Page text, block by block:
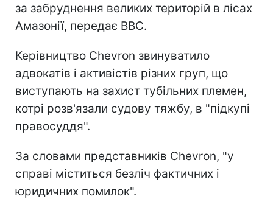
за забруднення великих територій в лісах
Амазонії, передає BBC.
Керівництво Chevron звинуватило
адвокатів і активістів різних груп, що
виступають на захист тубільних племен,
котрі розв'язали судову тяжбу, в "підкупі
правосуддя".
За словами представників Chevron, "у
справі міститься безліч фактичних і
юридичних помилок".